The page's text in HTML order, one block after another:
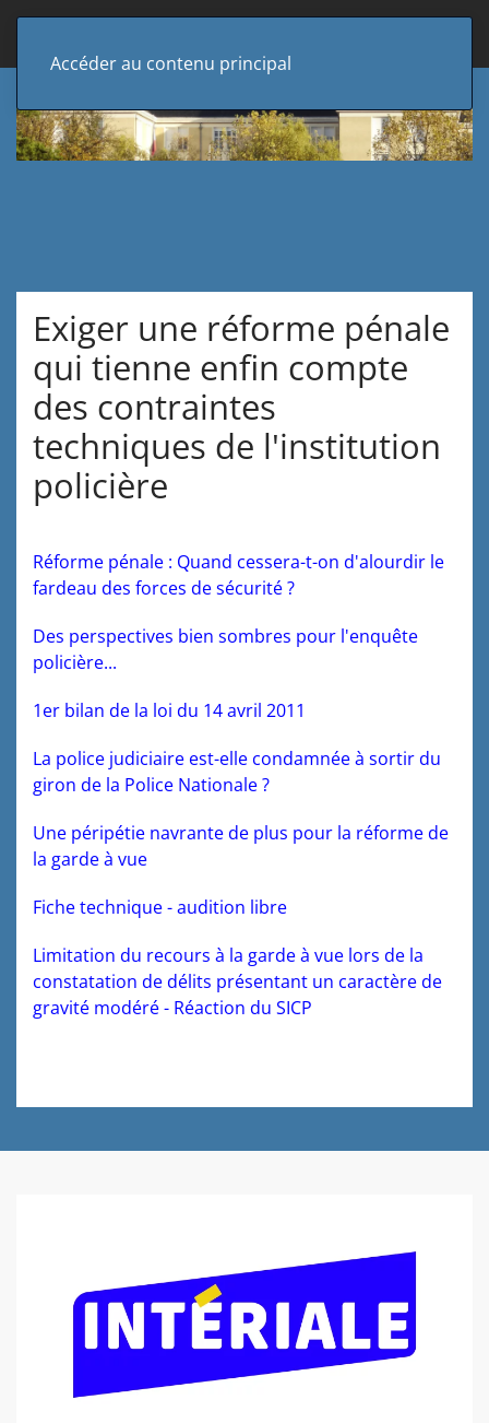
Accéder au contenu principal
Exiger une réforme pénale
qui tienne enfin compte
des contraintes
techniques de l'institution
policière
Réforme pénale : Quand cessera-t-on d'alourdir le
fardeau des forces de sécurité ?
Des perspectives bien sombres pour l'enquête
policière...
1er bilan de la loi du 14 avril 2011
La police judiciaire est-elle condamnée à sortir du
giron de la Police Nationale ?
Une péripétie navrante de plus pour la réforme de
la garde à vue
Fiche technique - audition libre
Limitation du recours à la garde à vue lors de la
constatation de délits présentant un caractère de
gravité modéré- Réaction du SICP